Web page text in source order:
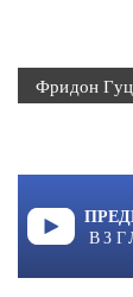
Фридон